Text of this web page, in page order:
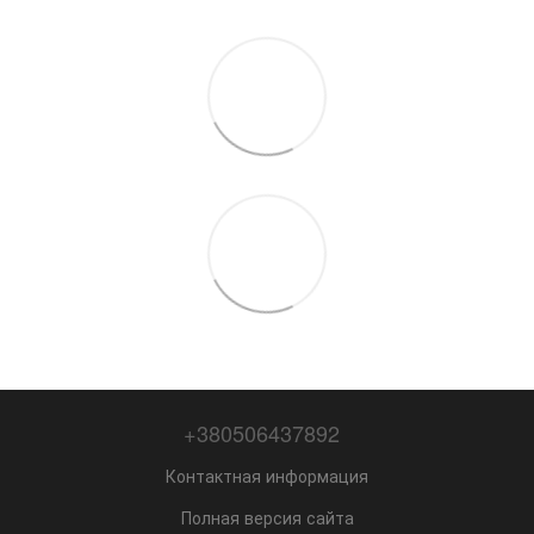
+380506437892
Контактная информация
Полная версия сайта